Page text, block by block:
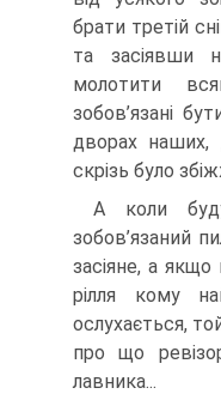
брати третій
та засіявши
молотити
зобов’язані
дворах наших,
скрізь було
A коли
зобов’язаний
засіяне, а якщо
рілля кому
ослухається,
про що
лавника...